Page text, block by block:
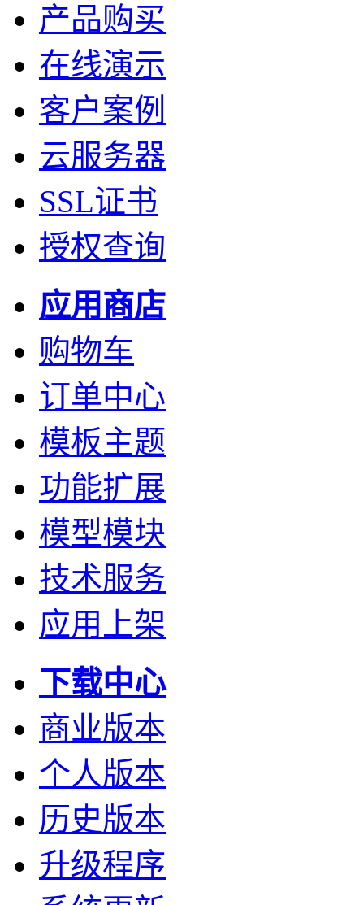
产品购买
在线演示
客户案例
云服务器
SSL证书
授权查询
应用商店
购物车
订单中心
模板主题
功能扩展
模型模块
技术服务
应用上架
下载中心
商业版本
个人版本
历史版本
升级程序